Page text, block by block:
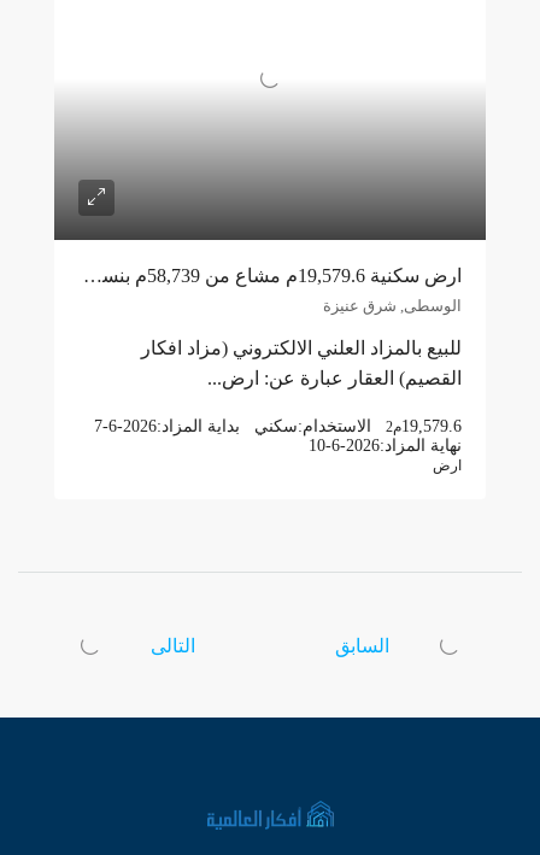
ارض سكنية 19,579.6م مشاع من 58,739م بنسبة 33% شرق عنيزة
الوسطى, شرق عنيزة
للبيع بالمزاد العلني الالكتروني (مزاد افكار
القصيم) العقار عبارة عن: ارض...
19,579.6م2 الاستخدام:سكني بداية المزاد:7-6-2026
نهاية المزاد:10-6-2026
ارض
السابق التالى